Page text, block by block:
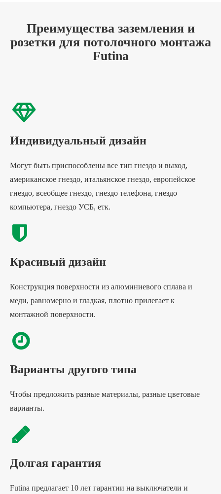
Преимущества заземления и
розетки для потолочного монтажа
Futina
Индивидуальный дизайн
Могут быть приспособлены все тип гнездо и выход,
американское гнездо, итальянское гнездо, европейское
гнездо, всеобщее гнездо, гнездо телефона, гнездо
компьютера, гнездо УСБ, етк.
Красивый дизайн
Конструкция поверхности из алюминиевого сплава и
меди, равномерно и гладкая, плотно прилегает к
монтажной поверхности.
Варианты другого типа
Чтобы предложить разные материалы, разные цветовые
варианты.
Долгая гарантия
Futina предлагает 10 лет гарантии на выключатели и